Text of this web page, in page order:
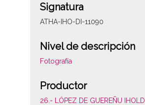
Signatura
ATHA-IHO-DI-11090
Nivel de descripción
Fotografía
Productor
26.- LÓPEZ DE GUEREÑU IHOLDI